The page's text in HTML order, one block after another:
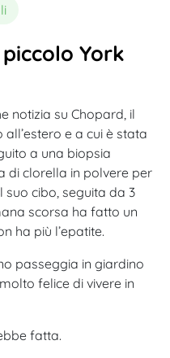
York
notizia su Chopard, il
e a cui è stata
a una biopsia
di clorella in polvere per
cibo, seguita da 3
scorsa ha fatto un
ha più l’epatite.
passeggia in giardino
felice di vivere in
fatta.